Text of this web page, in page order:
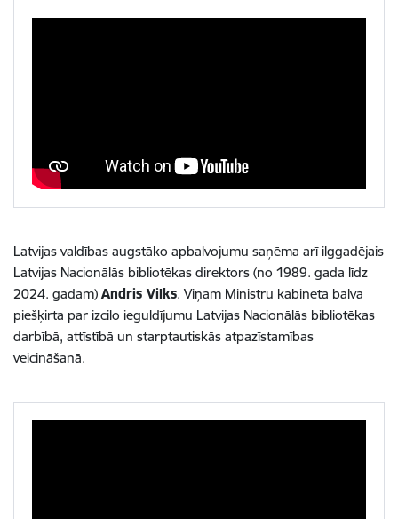
Latvijas valdības augstāko apbalvojumu saņēma arī ilggadējais
Latvijas Nacionālās bibliotēkas direktors (no 1989. gada līdz
2024. gadam) Andris Vilks. Viņam Ministru kabineta balva
piešķirta par izcilo ieguldījumu Latvijas Nacionālās bibliotēkas
darbībā, attīstībā un starptautiskās atpazīstamības
veicināšanā.